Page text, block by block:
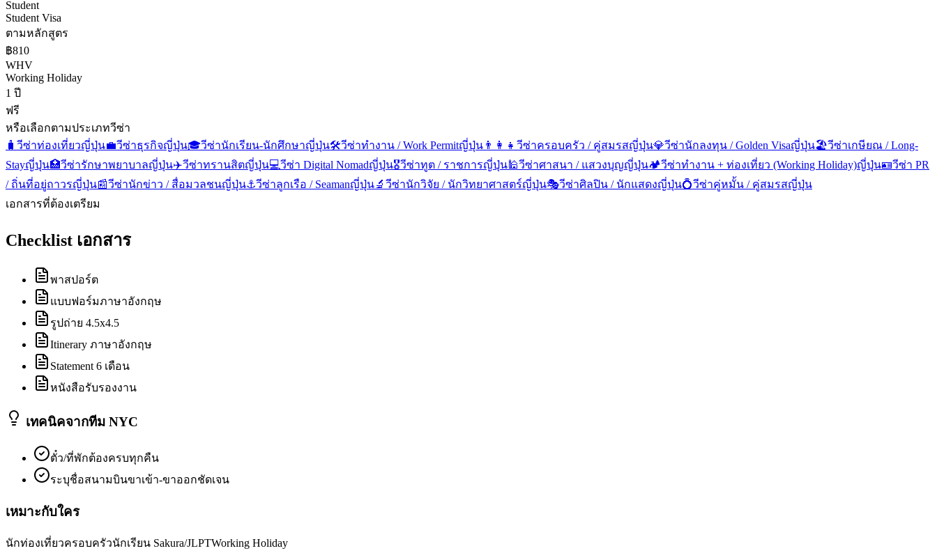
Student
Student Visa
ตามหลักสูตร
฿810
WHV
Working Holiday
1 ปี
ฟรี
หรือเลือกตามประเภทวีซ่า
🧳 วีซ่าท่องเที่ยวญี่ปุ่น💼วีซ่าธุรกิจญี่ปุ่น🎓วีซ่านักเรียน-นักศึกษาญี่ปุ่น🛠️วีซ่าทำงาน / Work Permitญี่ปุ่น 👨‍👩‍👧 วีซ่าครอบครัว / คู่สมรสญี่ปุ่น💎วีซ่านักลงทุน / Golden Visaญี่ปุ่น🏖️วีซ่าเกษียณ / Long-
Stayญี่ปุ่น🏥วีซ่ารักษาพยาบาลญี่ปุ่น✈️วีซ่าทรานสิตญี่ปุ่น💻วีซ่า Digital Nomadญี่ปุ่น🎖️วีซ่าทูต / ราชการญี่ปุ่น🕌วีซ่าศาสนา / แสวงบุญญี่ปุ่น🏕️วีซ่าทำงาน + ท่องเที่ยว (Working Holiday)ญี่ปุ่น🪪วีซ่า PR
/ ถิ่นที่อยู่ถาวรญี่ปุ่น📰วีซ่านักข่าว / สื่อมวลชนญี่ปุ่น⚓วีซ่าลูกเรือ / Seamanญี่ปุ่น🔬 วีซ่านักวิจัย / นักวิทยาศาสตร์ญี่ปุ่น🎭วีซ่าศิลปิน / นักแสดงญี่ปุ่น💍วีซ่าคู่หมั้น / คู่สมรสญี่ปุ่น
เอกสารที่ต้องเตรียม
Checklist เอกสาร
พาสปอร์ต
แบบฟอร์มภาษาอังกฤษ
รูปถ่าย 4.5x4.5
Itinerary ภาษาอังกฤษ
Statement 6 เดือน
หนังสือรับรองงาน
เทคนิคจากทีม NYC
ตั๋ว/ที่พักต้องครบทุกคืน
ระบุชื่อสนามบินขาเข้า-ขาออกชัดเจน
เหมาะกับใคร
นักท่องเที่ยวครอบครัวนักเรียน Sakura/JLPTWorking Holiday